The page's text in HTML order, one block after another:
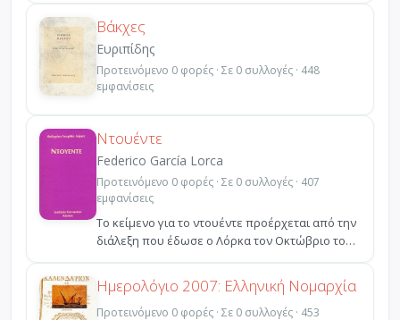
Βάκχες
Ευριπίδης
Προτεινόμενο 0 φορές · Σε 0 συλλογές · 448
εμφανίσεις
Ντουέντε
Federico García Lorca
Προτεινόμενο 0 φορές · Σε 0 συλλογές · 407
εμφανίσεις
Το κείμενο για το ντουέντε προέρχεται από την
διάλεξη που έδωσε ο Λόρκα τον Οκτώβριο του
Ημερολόγιο 2007: Ελληνική Νομαρχία
Προτεινόμενο 0 φορές · Σε 0 συλλογές · 453